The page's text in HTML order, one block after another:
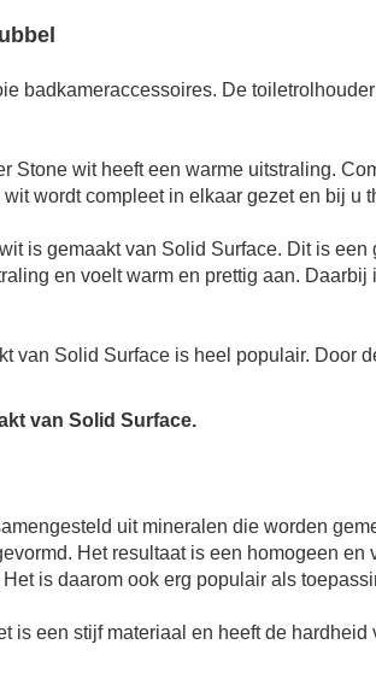
badkameraccessoires. De
Stone witheeft een warme uitstraling.
witwordt compleet in elkaar gezet en bij u
witis gemaakt van Solid Surface. Dit is een
en voelt warm en prettig aan.
van Solid Surface is heel populair. Door
van Solid Surface.
uit mineralen die worden
Het resultaat is een homogeen
is daarom ook erg populair als
is een stijf materiaal en heeft de